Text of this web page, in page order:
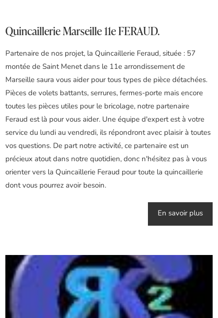
Quincaillerie Marseille 11e FERAUD.
Partenaire de nos projet, la Quincaillerie Feraud, située : 57
montée de Saint Menet dans le 11e arrondissement de
Marseille saura vous aider pour tous types de pièce détachées.
Pièces de volets battants, serrures, fermes-porte mais encore
toutes les pièces utiles pour le bricolage, notre partenaire
Feraud est là pour vous aider. Une équipe d'expert est à votre
service du lundi au vendredi, ils répondront avec plaisir à toutes
vos questions. De part notre activité, ce partenaire est un
précieux atout dans notre quotidien, donc n'hésitez pas à vous
orienter vers la Quincaillerie Feraud pour toute la quincaillerie
dont vous pourrez avoir besoin.
En savoir plus